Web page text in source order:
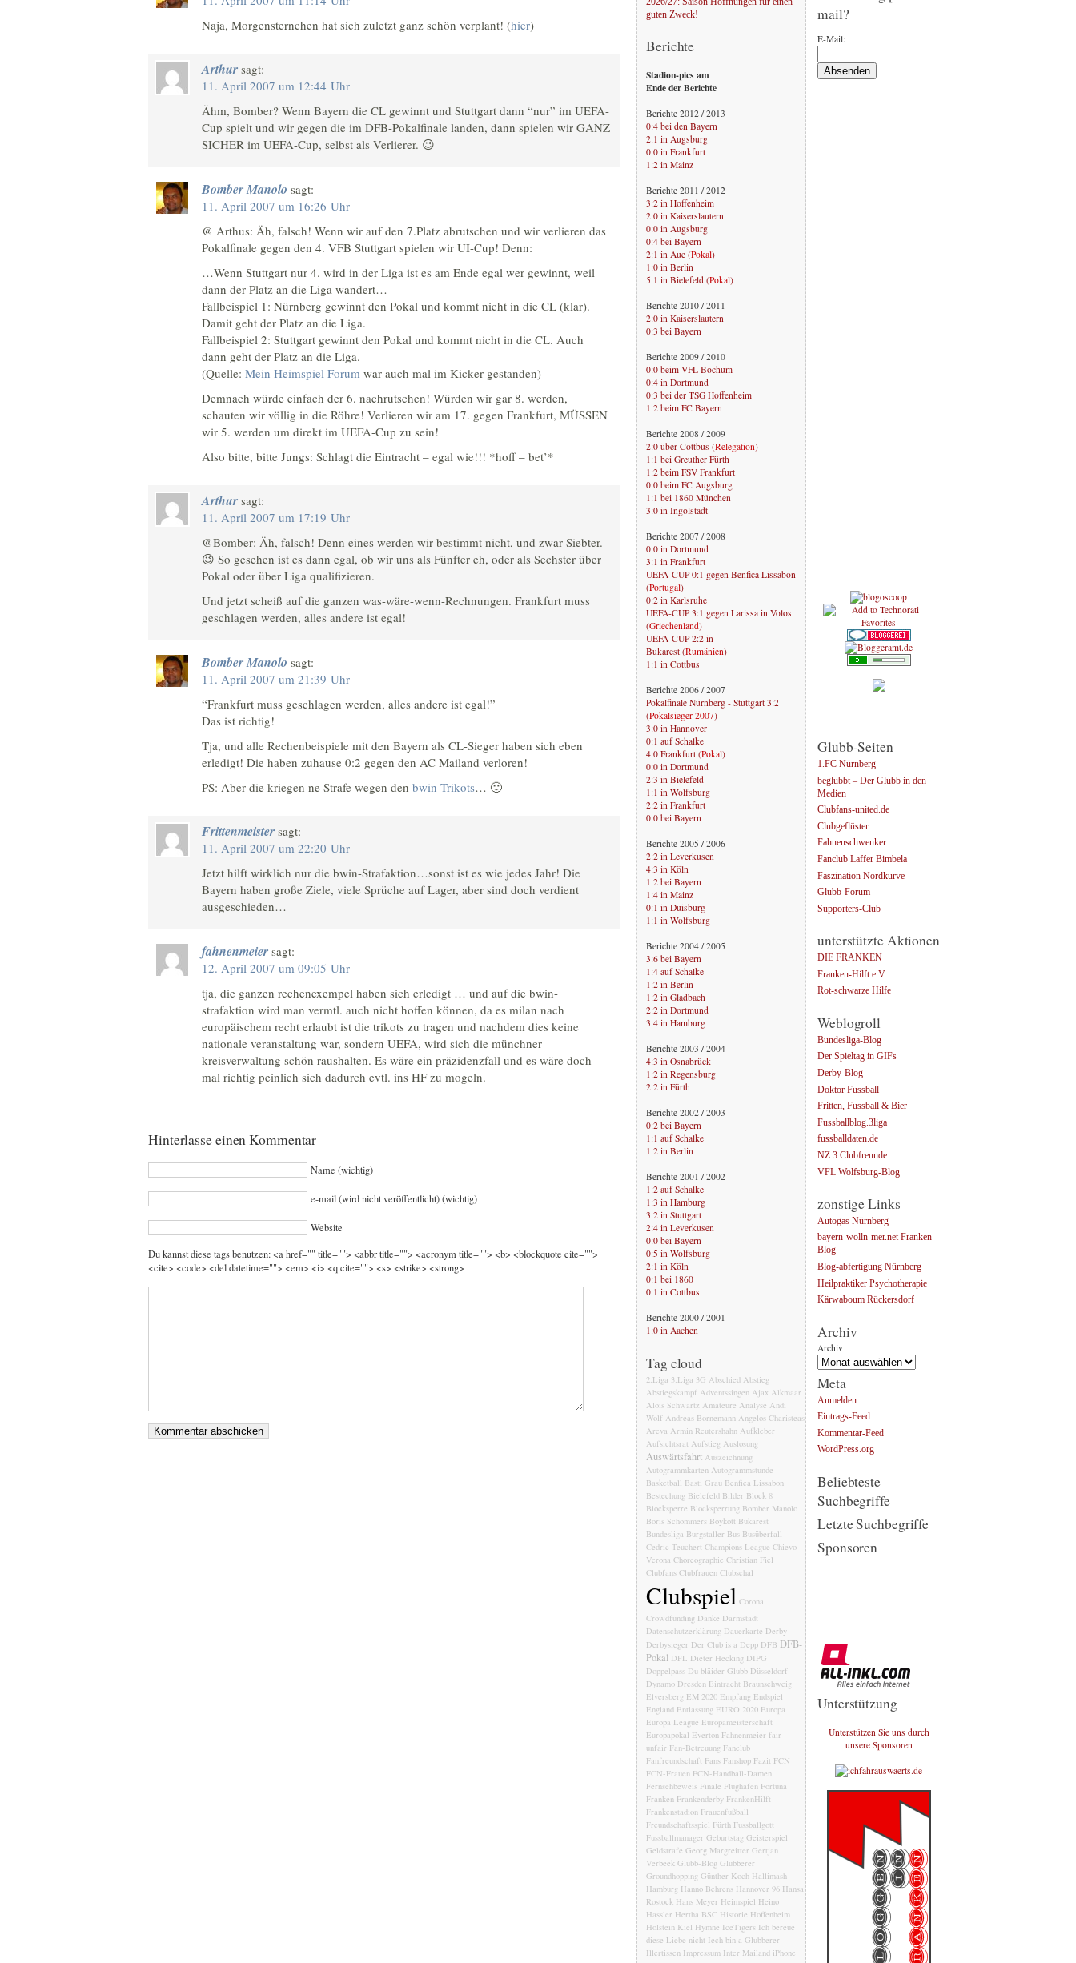
Naja, Morgensternchen hat sich zuletzt ganz schön verplant! (hier)
Arthur sagt:
11. April 2007 um 12:44 Uhr
Ähm, Bomber? Wenn Bayern die CL gewinnt und Stuttgart dann “nur” im UEFA-
Cup spielt und wir gegen die im DFB-Pokalfinale landen, dann spielen wir GANZ
SICHER im UEFA-Cup, selbst als Verlierer. 😉
Bomber Manolo sagt:
11. April 2007 um 16:26 Uhr
@ Arthus: Äh, falsch! Wenn wir auf den 7.Platz abrutschen und wir verlieren das
Pokalfinale gegen den 4. VFB Stuttgart spielen wir UI-Cup! Denn:
…Wenn Stuttgart nur 4. wird in der Liga ist es am Ende egal wer gewinnt, weil
dann der Platz an die Liga wandert…
Fallbeispiel 1: Nürnberg gewinnt den Pokal und kommt nicht in die CL (klar).
Damit geht der Platz an die Liga.
Fallbeispiel 2: Stuttgart gewinnt den Pokal und kommt nicht in die CL. Auch
dann geht der Platz an die Liga.
(Quelle: Mein Heimspiel Forum war auch mal im Kicker gestanden)
Demnach würde einfach der 6. nachrutschen! Würden wir gar 8. werden,
schauten wir völlig in die Röhre! Verlieren wir am 17. gegen Frankfurt, MÜSSEN
wir 5. werden um direkt im UEFA-Cup zu sein!
Also bitte, bitte Jungs: Schlagt die Eintracht – egal wie!!! *hoff – bet’*
Arthur sagt:
11. April 2007 um 17:19 Uhr
@Bomber: Äh, falsch! Denn eines werden wir bestimmt nicht, und zwar Siebter.
😉 So gesehen ist es dann egal, ob wir uns als Fünfter eh, oder als Sechster über
Pokal oder über Liga qualifizieren.
Und jetzt scheiß auf die ganzen was-wäre-wenn-Rechnungen. Frankfurt muss
geschlagen werden, alles andere ist egal!
Bomber Manolo sagt:
11. April 2007 um 21:39 Uhr
“Frankfurt muss geschlagen werden, alles andere ist egal!”
Das ist richtig!
Tja, und alle Rechenbeispiele mit den Bayern als CL-Sieger haben sich eben
erledigt! Die haben zuhause 0:2 gegen den AC Mailand verloren!
PS: Aber die kriegen ne Strafe wegen den bwin-Trikots… 🙂
Frittenmeister sagt:
11. April 2007 um 22:20 Uhr
Jetzt hilft wirklich nur die bwin-Strafaktion…sonst ist es wie jedes Jahr! Die
Bayern haben große Ziele, viele Sprüche auf Lager, aber sind doch verdient
ausgeschieden…
fahnenmeier sagt:
12. April 2007 um 09:05 Uhr
tja, die ganzen rechenexempel haben sich erledigt … und auf die bwin-
strafaktion wird man vermtl. auch nicht hoffen können, da es milan nach
europäischem recht erlaubt ist die trikots zu tragen und nachdem dies keine
nationale veranstaltung war, sondern UEFA, wird sich die münchner
kreisverwaltung schön raushalten. Es wäre ein präzidenzfall und es wäre doch
mal richtig peinlich sich dadurch evtl. ins HF zu mogeln.
Hinterlasse einen Kommentar
Name (wichtig)
e-mail (wird nicht veröffentlicht) (wichtig)
Website
Du kannst diese tags benutzen: <a href="" title=""> <abbr title=""> <acronym title=""> <b> <blockquote cite="">
<cite> <code> <del datetime=""> <em> <i> <q cite=""> <s> <strike> <strong>
guten Zweck!
Berichte
Stadion-pics am
Ende der Berichte
Berichte 2012 / 2013
0:4 bei den Bayern
2:1 in Augsburg
0:0 in Frankfurt
1:2 in Mainz
Berichte 2011 / 2012
3:2 in Hoffenheim
2:0 in Kaiserslautern
0:0 in Augsburg
0:4 bei Bayern
2:1 in Aue (Pokal)
1:0 in Berlin
5:1 in Bielefeld (Pokal)
Berichte 2010 / 2011
2:0 in Kaiserslautern
0:3 bei Bayern
Berichte 2009 / 2010
0:0 beim VFL Bochum
0:4 in Dortmund
0:3 bei der TSG Hoffenheim
1:2 beim FC Bayern
Berichte 2008 / 2009
2:0 über Cottbus (Relegation)
1:1 bei Greuther Fürth
1:2 beim FSV Frankfurt
0:0 beim FC Augsburg
1:1 bei 1860 München
3:0 in Ingolstadt
Berichte 2007 / 2008
0:0 in Dortmund
3:1 in Frankfurt
UEFA-CUP 0:1 gegen Benfica Lissabon
(Portugal)
0:2 in Karlsruhe
UEFA-CUP 3:1 gegen Larissa in Volos
(Griechenland)
UEFA-CUP 2:2 in
Bukarest (Rumänien)
1:1 in Cottbus
Berichte 2006 / 2007
Pokalfinale Nürnberg - Stuttgart 3:2
(Pokalsieger 2007)
3:0 in Hannover
0:1 auf Schalke
4:0 Frankfurt (Pokal)
0:0 in Dortmund
2:3 in Bielefeld
1:1 in Wolfsburg
2:2 in Frankfurt
0:0 bei Bayern
Berichte 2005 / 2006
2:2 in Leverkusen
4:3 in Köln
1:2 bei Bayern
1:4 in Mainz
0:1 in Duisburg
1:1 in Wolfsburg
Berichte 2004 / 2005
3:6 bei Bayern
1:4 auf Schalke
1:2 in Berlin
1:2 in Gladbach
2:2 in Dortmund
3:4 in Hamburg
Berichte 2003 / 2004
4:3 in Osnabrück
1:2 in Regensburg
2:2 in Fürth
Berichte 2002 / 2003
0:2 bei Bayern
1:1 auf Schalke
1:2 in Berlin
Berichte 2001 / 2002
1:2 auf Schalke
1:3 in Hamburg
3:2 in Stuttgart
2:4 in Leverkusen
0:0 bei Bayern
0:5 in Wolfsburg
2:1 in Köln
0:1 bei 1860
0:1 in Cottbus
Berichte 2000 / 2001
1:0 in Aachen
Tag cloud
2.Liga 3.Liga 3G Abschied Abstieg
Abstiegskampf Adventssingen Ajax Alkmaar
Alois Schwartz Amateure Analyse Andi
Wolf Andreas Bornemann Angelos Charisteas
Areva Armin Reutershahn Aufkleber
Aufsichtsrat Aufstieg Auslosung
Auswärtsfahrt Auszeichnung
Autogrammkarten Autogrammstunde
Basketball Basti Grau Benfica Lissabon
Bestechung Bielefeld Bilder Block 8
Blocksperre Blocksperrung Bomber Manolo
Boris Schommers Boykott Bukarest
Bundesliga Burgstaller Bus Busüberfall
Cedric Teuchert Champions League Chievo
Verona Choreographie Christian Fiel
Clubfans Clubfrauen Clubschal
Clubspiel Corona
Crowdfunding Danke Darmstadt
Datenschutzerklärung Dauerkarte Derby
Derbysieger Der Club is a Depp DFB DFB-
Pokal DFL Dieter Hecking DIPG
Doppelpass Du bläider Glubb Düsseldorf
Dynamo Dresden Eintracht Braunschweig
Elversberg EM 2020 Empfang Endspiel
England Entlassung EURO 2020 Europa
Europa League Europameisterschaft
Europapokal Everton Fahnenmeier fair-
unfair Fan-Betreuung Fanclub
Fanfreundschaft Fans Fanshop Fazit FCN
FCN-Frauen FCN-Handball-Damen
Fernsehbeweis Finale Flughafen Fortuna
Franken Frankenderby FrankenHilft
Frankenstadion Frauenfußball
Freundschaftsspiel Fürth Fussballgott
Fussballmanager Geburtstag Geisterspiel
Geldstrafe Georg Margreitter Gertjan
Verbeek Glubb-Blog Glubberer
Groundhopping Günther Koch Hallimash
Hamburg Hanno Behrens Hannover 96 Hansa
Rostock Hans Meyer Heimspiel Heino
Hassler Hertha BSC Historie Hoffenheim
Holstein Kiel Hymne IceTigers Ich bereue
diese Liebe nicht Iech bin a Glubberer
Illertissen Impressum Inter Mailand iPhone
mail?
E-Mail:
Glubb-Seiten
1.FC Nürnberg
beglubbt – Der Glubb in den
Medien
Clubfans-united.de
Clubgeflüster
Fahnenschwenker
Fanclub Laffer Bimbela
Faszination Nordkurve
Glubb-Forum
Supporters-Club
unterstützte Aktionen
DIE FRANKEN
Franken-Hilft e.V.
Rot-schwarze Hilfe
Weblogroll
Bundesliga-Blog
Der Spieltag in GIFs
Derby-Blog
Doktor Fussball
Fritten, Fussball & Bier
Fussballblog.3liga
fussballdaten.de
NZ 3 Clubfreunde
VFL Wolfsburg-Blog
zonstige Links
Autogas Nürnberg
bayern-wolln-mer.net Franken-
Blog
Blog-abfertigung Nürnberg
Heilpraktiker Psychotherapie
Kärwaboum Rückersdorf
Archiv
Archiv
Meta
Anmelden
Eintrags-Feed
Kommentar-Feed
WordPress.org
Beliebteste
Suchbegriffe
Letzte Suchbegriffe
Sponsoren
Unterstützung
Unterstützen Sie uns durch
unsere Sponsoren